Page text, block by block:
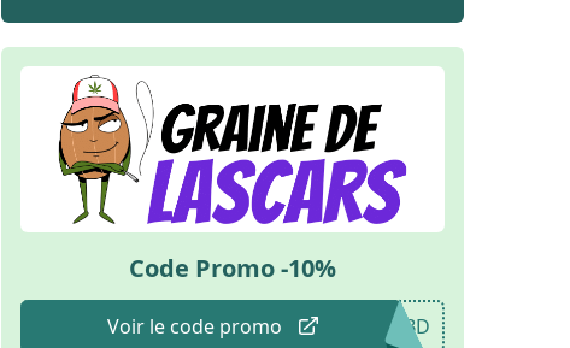
Code Promo -10%
Voir le code promo CBD